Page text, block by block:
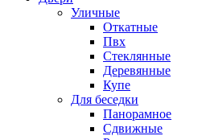
Уличные
Откатные
Пвх
Стеклянные
Деревянные
Купе
Для беседки
Панорамное
Сдвижные